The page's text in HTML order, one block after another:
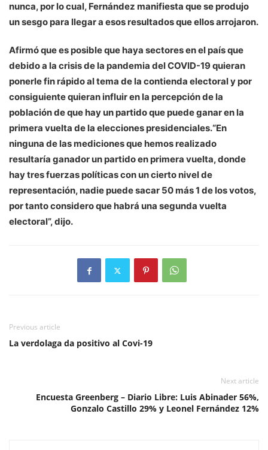
nunca, por lo cual, Fernández manifiesta que se produjo
un sesgo para llegar a esos resultados que ellos arrojaron.
Afirmó que es posible que haya sectores en el país que
debido a la crisis de la pandemia del COVID-19 quieran
ponerle fin rápido al tema de la contienda electoral y por
consiguiente quieran influir en la percepción de la
población de que hay un partido que puede ganar en la
primera vuelta de la elecciones presidenciales.“En
ninguna de las mediciones que hemos realizado
resultaría ganador un partido en primera vuelta, donde
hay tres fuerzas políticas con un cierto nivel de
representación, nadie puede sacar 50 más 1 de los votos,
por tanto considero que habrá una segunda vuelta
electoral”, dijo.
Previous article
La verdolaga da positivo al Covi-19
Next article
Encuesta Greenberg – Diario Libre: Luis Abinader 56%,
Gonzalo Castillo 29% y Leonel Fernández 12%